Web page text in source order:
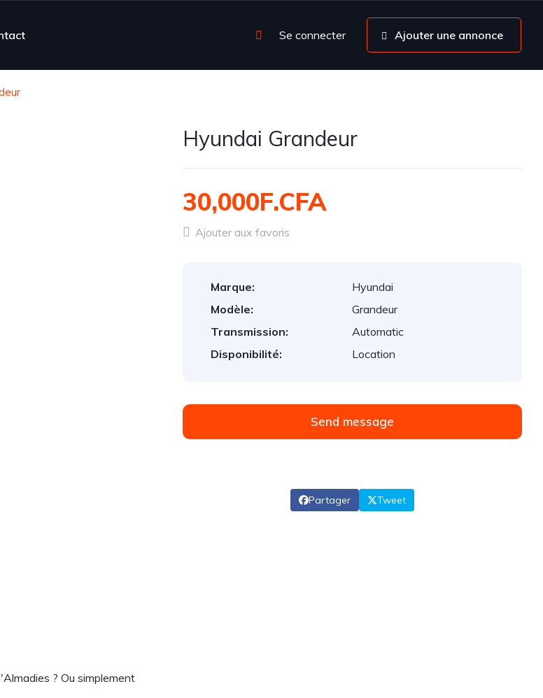
Se connecter Ajouter une annonce
? Ou simplement
Hyundai Grandeur
30,000F.CFA
Ajouter aux favoris
Marque:
Hyundai
Modèle:
Grandeur
Transmission:
Automatic
Disponibilité:
Location
Send message
Partager Tweet